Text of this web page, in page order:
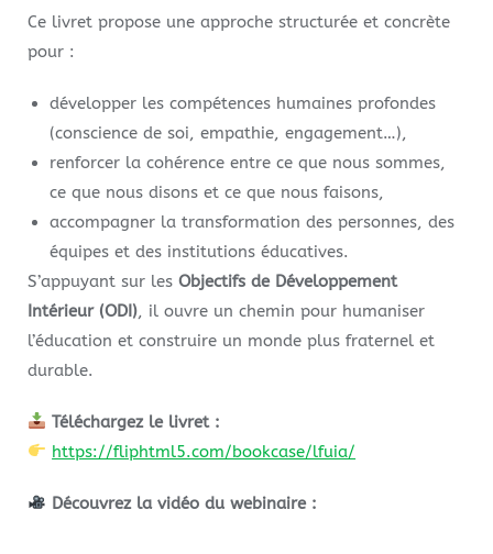
Ce livret propose une approche structurée et concrète
pour :
développer les compétences humaines profondes
(conscience de soi, empathie, engagement…),
renforcer la cohérence entre ce que nous sommes,
ce que nous disons et ce que nous faisons,
accompagner la transformation des personnes, des
équipes et des institutions éducatives.
S’appuyant sur les Objectifs de Développement
Intérieur (ODI), il ouvre un chemin pour humaniser
l’éducation et construire un monde plus fraternel et
durable.
Téléchargez le livret :
https://fliphtml5.com/bookcase/lfuia/
Découvrez la vidéo du webinaire :